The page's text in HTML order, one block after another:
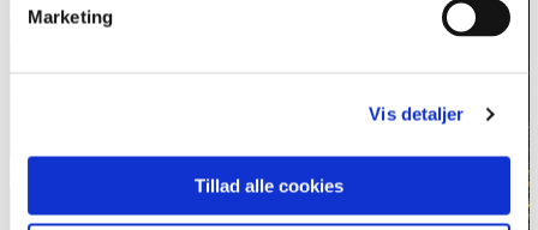
Marketing
Vis detaljer
Tillad alle cookies